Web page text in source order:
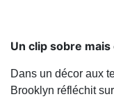
Un clip sobre
Dans un décor aux
Brooklyn réfléchit